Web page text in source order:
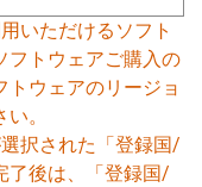
いただけるソフト
フトウェアご購入の
トウェアのリージョ
。
択された「登録国/
了後は、「登録国/